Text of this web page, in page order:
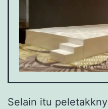
Selain itu